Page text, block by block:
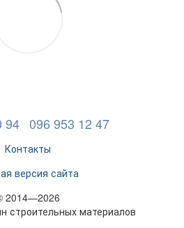
94 096 953 12 47
Контакты
версия сайта
2014—2026
строительных материалов